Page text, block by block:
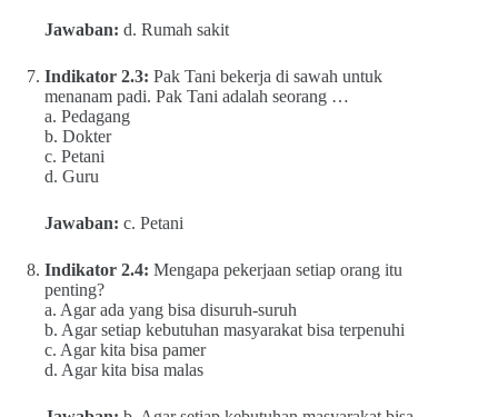
Jawaban: d. Rumah sakit
Indikator 2.3: Pak Tani bekerja di sawah untuk
menanam padi. Pak Tani adalah seorang …
a. Pedagang
b. Dokter
c. Petani
d. Guru
Jawaban: c. Petani
Indikator 2.4: Mengapa pekerjaan setiap orang itu
penting?
a. Agar ada yang bisa disuruh-suruh
b. Agar setiap kebutuhan masyarakat bisa terpenuhi
c. Agar kita bisa pamer
d. Agar kita bisa malas